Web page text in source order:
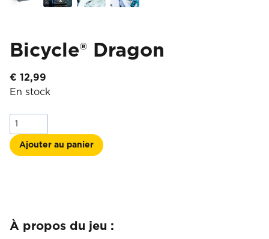
Bicycle® Dragon
€ 12,99
En stock
quantité
de
Bicycle®
Dragon
Ajouter au panier
À propos du jeu :